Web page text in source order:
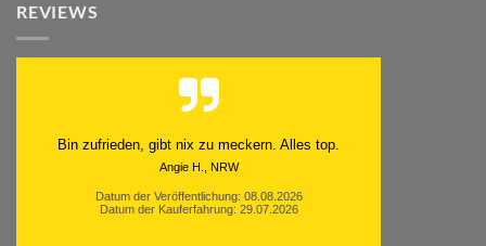
REVIEWS
Bin zufrieden, gibt nix zu meckern. Alles top.
Angie H., NRW
Datum der Veröffentlichung: 08.08.2026
Datum der Kauferfahrung: 29.07.2026